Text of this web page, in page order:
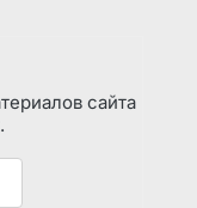
сайта